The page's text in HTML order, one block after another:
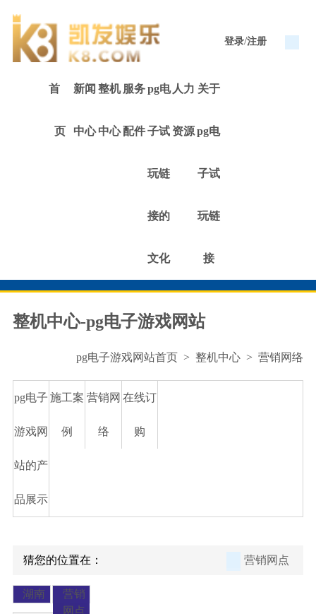
登录/注册
首
页
新闻
中心
整机
中心
服务
配件
pg电
子试
玩链
接的
文化
人力
资源
关于
pg电
子试
玩链
接
整机中心-pg电子游戏网站
pg电子游戏网站首页 > 整机中心 > 营销网络
pg电子
游戏网
站的产
品展示
施工案
例
营销网
络
在线订
购
猜您的位置在： 营销网点
湖南
营销
网点